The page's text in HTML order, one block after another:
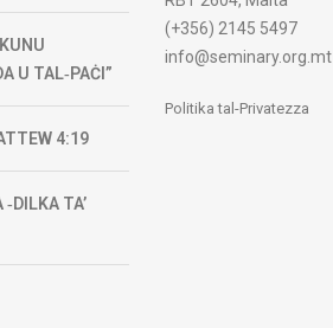
U TAL‑PAĊI”
4:19
‑DILKA TA’
(+356) 2145 5497
info@seminary.org.mt
Politika tal-Privatezza